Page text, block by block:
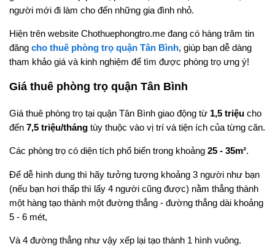
người mới đi làm cho đến những gia đình nhỏ.
Hiện trên website Chothuephongtro.me đang có hàng trăm tin
đăng cho thuê phòng trọ quận Tân Bình, giúp bạn dễ dàng
tham khảo giá và kinh nghiệm để tìm được phòng trọ ưng ý!
Giá thuê phòng trọ quận Tân Bình
Giá thuê phòng trọ tại quận Tân Bình giao động từ 1,5 triệu cho
đến 7,5 triệu/tháng tùy thuộc vào vị trí và tiện ích của từng căn.
Các phòng trọ có diện tích phổ biến trong khoảng 25 - 35m².
Để dễ hình dung thì hãy tưởng tượng khoảng 3 người như bạn
(nếu bạn hơi thấp thì lấy 4 người cũng được) nằm thẳng thành
một hàng tạo thành một đường thẳng - đường thẳng dài khoảng
5 - 6 mét,
Và 4 đường thẳng như vậy xếp lại tạo thành 1 hình vuông.